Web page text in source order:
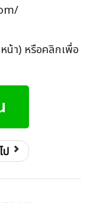
า) หรือคลิกเพื่อ
ป